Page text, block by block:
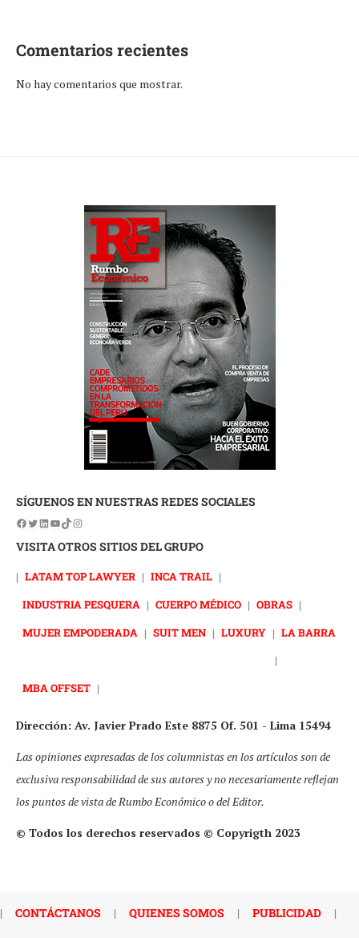
Comentarios recientes
No hay comentarios que mostrar.
SÍGUENOS EN NUESTRAS REDES SOCIALES
VISITA OTROS SITIOS DEL GRUPO
| LATAM TOP LAWYER | INCA TRAIL |
INDUSTRIA PESQUERA | CUERPO MÉDICO | OBRAS |
MUJER EMPODERADA | SUIT MEN | LUXURY | LA BARRA
|
MBA OFFSET |
Dirección: Av. Javier Prado Este 8875 Of. 501 - Lima 15494
Las opiniones expresadas de los columnistas en los artículos son de
exclusiva responsabilidad de sus autores y no necesariamente reflejan
los puntos de vista de Rumbo Económico o del Editor.
© Todos los derechos reservados © Copyrigth 2023
| CONTÁCTANOS | QUIENES SOMOS | PUBLICIDAD |